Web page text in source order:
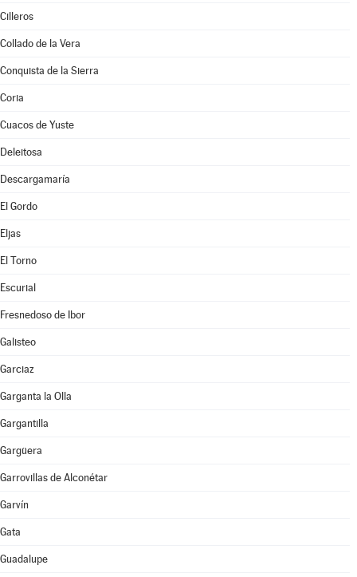
Cilleros
Collado de la Vera
Conquista de la Sierra
Coria
Cuacos de Yuste
Deleitosa
Descargamaría
El Gordo
Eljas
El Torno
Escurial
Fresnedoso de Ibor
Galisteo
Garciaz
Garganta la Olla
Gargantilla
Gargüera
Garrovillas de Alconétar
Garvín
Gata
Guadalupe